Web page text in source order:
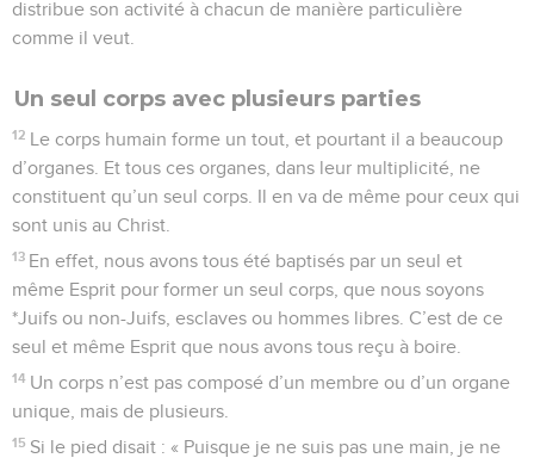
distribue son activité à chacun de manière particulière
comme il veut.
Un seul corps avec plusieurs parties
12 Le corps humain forme un tout, et pourtant il a beaucoup
d’organes. Et tous ces organes, dans leur multiplicité, ne
constituent qu’un seul corps. Il en va de même pour ceux qui
sont unis au Christ.
13 En effet, nous avons tous été baptisés par un seul et
même Esprit pour former un seul corps, que nous soyons
*Juifs ou non-Juifs, esclaves ou hommes libres. C’est de ce
seul et même Esprit que nous avons tous reçu à boire.
14 Un corps n’est pas composé d’un membre ou d’un organe
unique, mais de plusieurs.
15 Si le pied disait : « Puisque je ne suis pas une main, je ne